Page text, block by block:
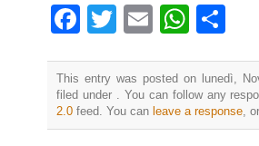
Facebook
TwitterEmail
This entry was posted on lunedì,
filed under . You can follow any
2.0 feed. You can leave a response,